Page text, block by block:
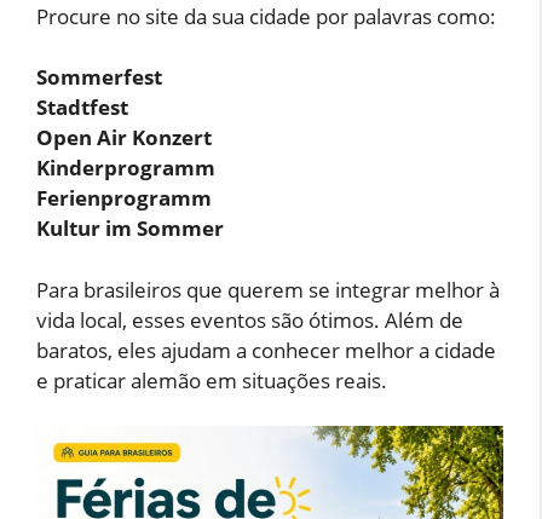
Procure no site da sua cidade por palavras como:
Sommerfest
Stadtfest
Open Air Konzert
Kinderprogramm
Ferienprogramm
Kultur im Sommer
Para brasileiros que querem se integrar melhor à
vida local, esses eventos são ótimos. Além de
baratos, eles ajudam a conhecer melhor a cidade
e praticar alemão em situações reais.